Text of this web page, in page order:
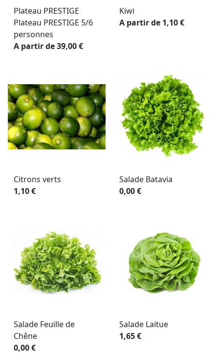
Plateau PRESTIGE
Plateau PRESTIGE 5/6
personnes
A partir de 39,00 €
Kiwi
A partir de 1,10 €
Citrons verts
1,10 €
Salade Batavia
0,00 €
Salade Feuille de
Chêne
0,00 €
Salade Laitue
1,65 €